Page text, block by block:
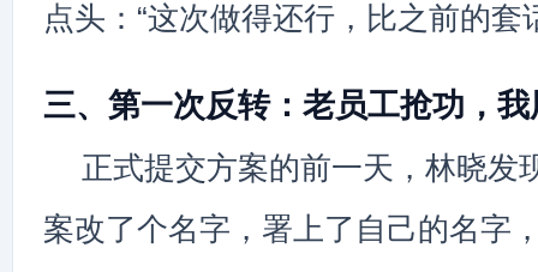
点头：“这次做得还行，比之前的套
三、第一次反转：老员工抢功，
正式提交方案的前一天，林晓发
案改了个名字，署上了自己的名字